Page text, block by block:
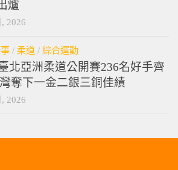
爐
/柔道/綜合運動
北亞洲柔道公開賽236名好手齊
奪下一金二銀三銅佳績